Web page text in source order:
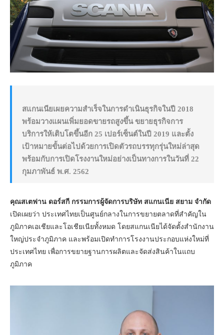
สแกนเนียเผยความสำเร็จในการดำเนินธุรกิจในปี 2018
พร้อมวางแผนเพิ่มยอดขายรถสูงขึ้น ขยายธุรกิจการ
บริการให้เติบโตขึ้นอีก 25 เปอร์เซ็นต์ในปี 2019 และตั้ง
เป้าหมายขั้นต่อไปด้วยการเปิดตัวรถบรรทุกรุ่นใหม่ล่าสุด
พร้อมกับการเปิดโรงงานใหม่อย่างเป็นทางการในวันที่ 22
กุมภาพันธ์ พ.ศ. 2562
คุณสเตฟาน ดอร์สกี กรรมการผู้จัดการบริษัท สแกนเนีย สยาม จำกัด
เปิดเผยว่า ประเทศไทยเป็นศูนย์กลางในการขยายตลาดที่สำคัญใน
ภูมิภาคเอเชียและโอเชียเนียทั้งหมด โดยสแกนเนียได้จัดตั้งสำนักงาน
ใหญ่ประจำภูมิภาค และพร้อมเปิดทำการโรงงานประกอบแห่งใหม่ที่
ประเทศไทย เพื่อการขยายฐานการผลิตและจัดส่งสินค้าในแถบ
ภูมิภาค